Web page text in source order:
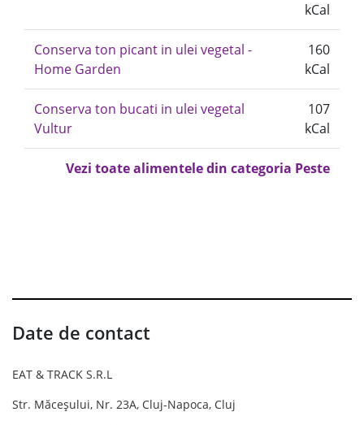
kCal
Conserva ton picant in ulei vegetal -
Home Garden
160
kCal
Conserva ton bucati in ulei vegetal
Vultur
107
kCal
Vezi toate alimentele din categoria Peste
Date de contact
EAT & TRACK S.R.L
Str. Măceșului, Nr. 23A, Cluj-Napoca, Cluj